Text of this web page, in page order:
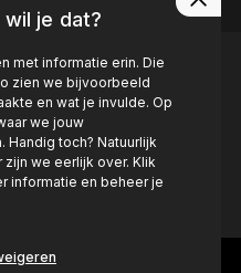
je dat?
met informatie erin. Die
zien we bijvoorbeeld
en wat je invulde. Op
we jouw
toch? Natuurlijk
we eerlijk over. Klik
informatie en beheer je